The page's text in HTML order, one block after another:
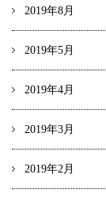
2019年8月
2019年5月
2019年4月
2019年3月
2019年2月